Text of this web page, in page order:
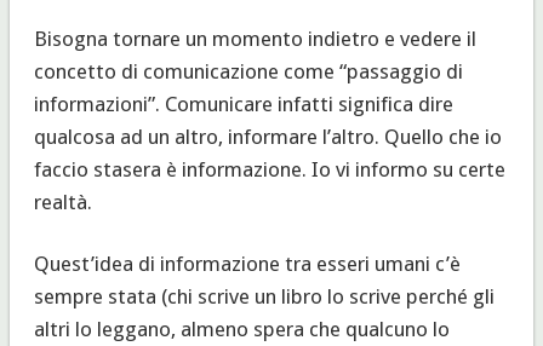
Bisogna tornare un momento indietro e vedere il
concetto di comunicazione come “passaggio di
informazioni”. Comunicare infatti significa dire
qualcosa ad un altro, informare l’altro. Quello che io
faccio stasera è informazione. Io vi informo su certe
realtà.
Quest’idea di informazione tra esseri umani c’è
sempre stata (chi scrive un libro lo scrive perché gli
altri lo leggano, almeno spera che qualcuno lo